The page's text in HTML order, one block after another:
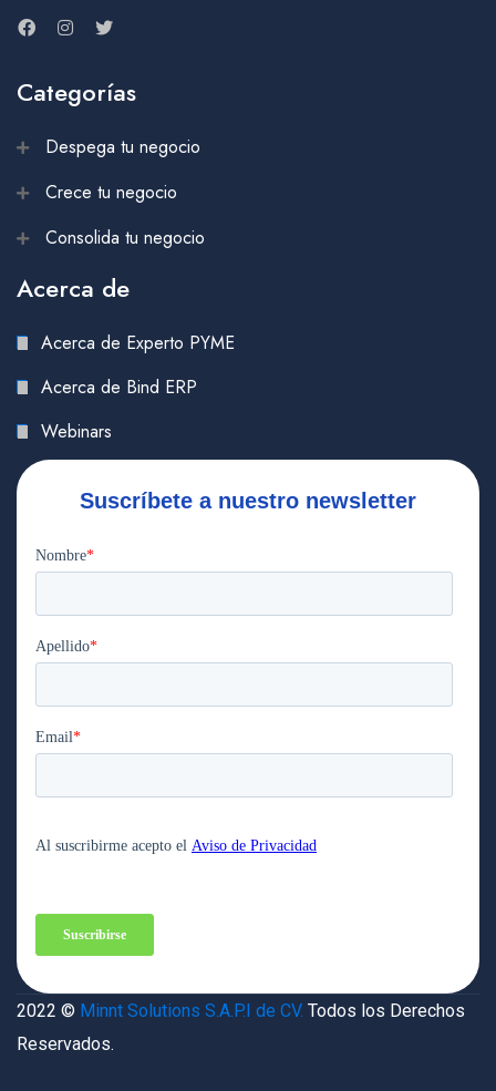
Categorías
Despega tu negocio
Crece tu negocio
Consolida tu negocio
Acerca de
Acerca de Experto PYME
Acerca de Bind ERP
Webinars
Suscríbete a nuestro newsletter
2022 © Minnt Solutions S.A.P.I de CV. Todos los Derechos
Reservados.